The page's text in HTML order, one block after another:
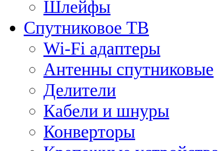
Шлейфы
Спутниковое ТВ
Wi-Fi адаптеры
Антенны спутниковые
Делители
Кабели и шнуры
Конверторы